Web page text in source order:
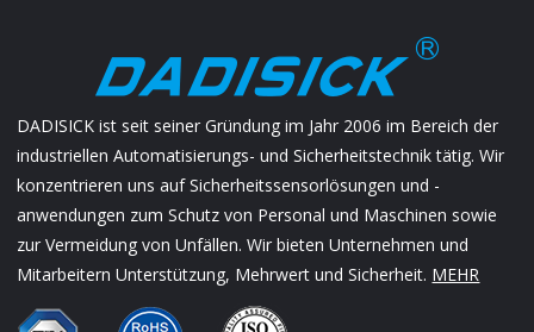
DADISICK ist seit seiner Gründung im Jahr 2006 im Bereich der
industriellen Automatisierungs- und Sicherheitstechnik tätig. Wir
konzentrieren uns auf Sicherheitssensorlösungen und -
anwendungen zum Schutz von Personal und Maschinen sowie
zur Vermeidung von Unfällen. Wir bieten Unternehmen und
Mitarbeitern Unterstützung, Mehrwert und Sicherheit. MEHR